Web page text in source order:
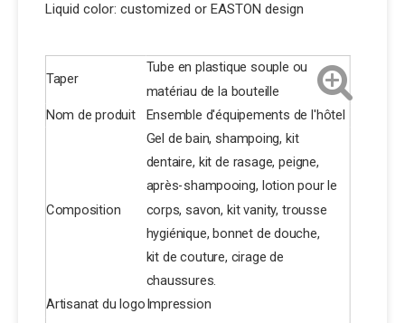
Liquid color: customized or EASTON design
Taper
Tube en plastique souple ou
matériau de la bouteille
Nom de produit Ensemble d'équipements de l'hôtel
Composition
Gel de bain, shampoing, kit
dentaire, kit de rasage, peigne,
après-shampooing, lotion pour le
corps, savon, kit vanity, trousse
hygiénique, bonnet de douche,
kit de couture, cirage de
chaussures.
Artisanat du logo Impression